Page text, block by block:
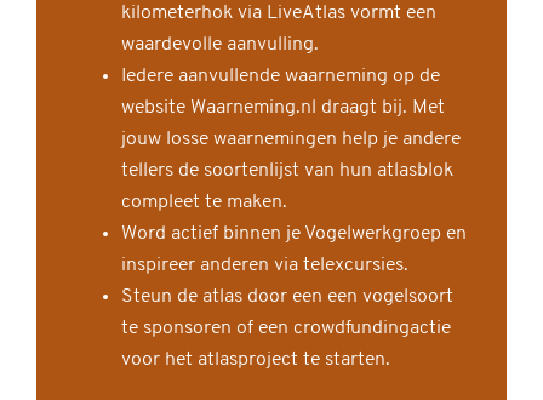
kilometerhok via LiveAtlas vormt een
waardevolle aanvulling.
Iedere aanvullende waarneming op de
website Waarneming.nl draagt bij. Met
jouw losse waarnemingen help je andere
tellers de soortenlijst van hun atlasblok
compleet te maken.
Word actief binnen je Vogelwerkgroep en
inspireer anderen via telexcursies.
Steun de atlas door een een vogelsoort
te sponsoren of een crowdfundingactie
voor het atlasproject te starten.